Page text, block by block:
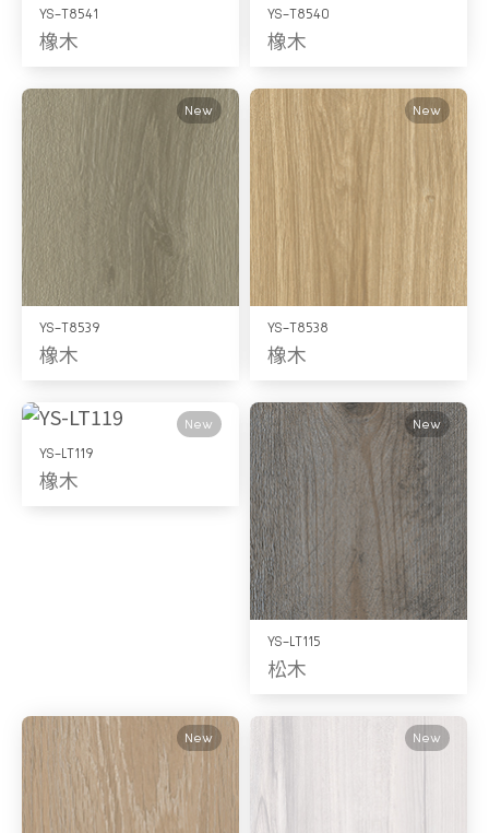
YS-T8541
橡木
YS-T8540
橡木
New
YS-T8539
橡木
New
YS-T8538
橡木
New
YS-LT119
橡木
New
YS-LT115
松木
New New